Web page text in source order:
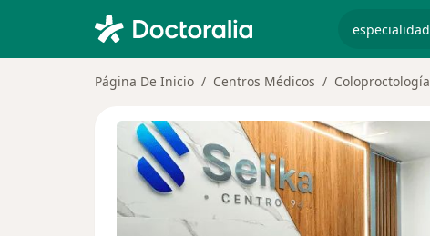
Página De Inicio Centros Médicos Coloproctología